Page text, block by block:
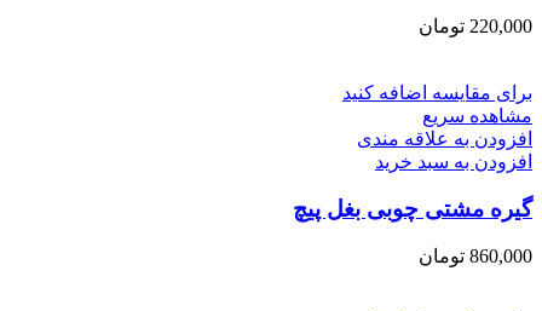
220,000 تومان
برای مقایسه اضافه کنید
مشاهده سریع
افزودن به علاقه مندی
افزودن به سبد خرید
گیره مشتی چوبی بغل پیچ
860,000 تومان